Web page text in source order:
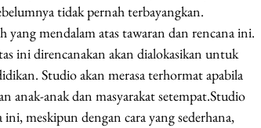
tidak pernah terbayangkan.
mendalam atas tawaran dan rencana ini.
ini direncanakan akan dialokasikan untuk
Studio akan merasa terhormat apabila
anak-anak dan masyarakat setempat.Studio
meskipun dengan cara yang sederhana,